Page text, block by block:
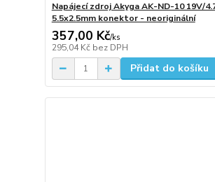
Napájecí zdroj Akyga AK-ND-10 19V/
5.5x2.5mm konektor - neoriginální
357,00 Kč/ks
295,04 Kč bez DPH
Přidat do košíku